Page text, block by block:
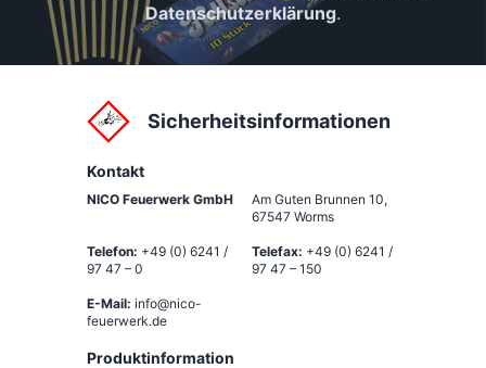
Datenschutzerklärung.
Sicherheitsinformationen
Kontakt
NICO Feuerwerk GmbH Am Guten Brunnen 10,
67547 Worms
Telefon: +49 (0) 6241 /
97 47 – 0
Telefax: +49 (0) 6241 /
97 47 – 150
E-Mail: info@nico-
feuerwerk.de
Produktinformation